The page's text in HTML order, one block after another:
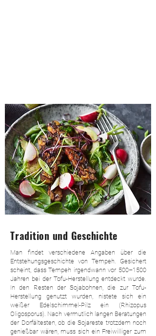
Man findet verschiedene Angaben über die
Entstehungsgeschichte von Tempeh. Gesichert
scheint, dass Tempeh irgendwann vor 500–1500
Jahren bei der Tofu-Herstellung entdeckt wurde.
In den Resten der Sojabohnen, die zur Tofu-
Herstellung genutzt wurden, nistete sich ein
weißer Edelschimmel-Pilz ein (Rhizopus
Oligosporus). Nach vermutlich langen Beratungen
der Dorfältesten, ob die Sojareste trotzdem noch
genießbar wären, muss sich ein Freiwilliger zum
Tradition und Geschichte